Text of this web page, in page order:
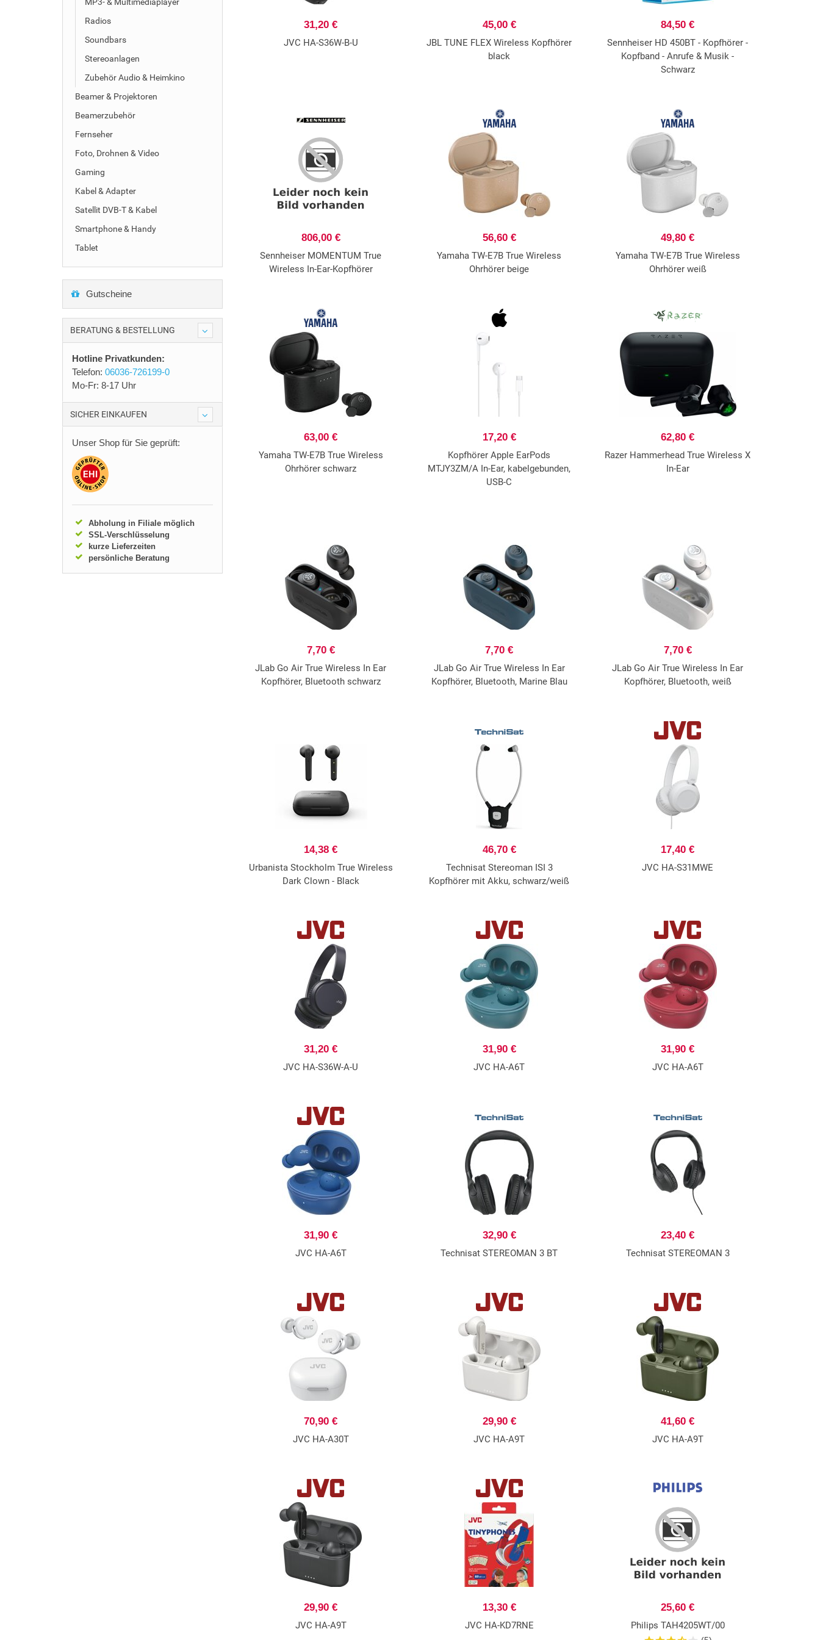
Radios
Soundbars
Stereoanlagen
Zubehör Audio & Heimkino
Beamer & Projektoren
Beamerzubehör
Fernseher
Foto, Drohnen & Video
Gaming
Kabel & Adapter
Satellit DVB-T & Kabel
Smartphone & Handy
Tablet
Gutscheine
BERATUNG & BESTELLUNG
Hotline Privatkunden:
Telefon: 06036-726199-0
Mo-Fr: 8-17 Uhr
SICHER EINKAUFEN
Unser Shop für Sie geprüft:
Abholung in Filiale möglich
SSL-Verschlüsselung
kurze Lieferzeiten
persönliche Beratung
31,20 €
JVC HA-S36W-B-U
45,00 €
JBL TUNE FLEX Wireless Kopfhörer
black
84,50 €
Sennheiser HD 450BT - Kopfhörer -
Kopfband - Anrufe & Musik -
Schwarz
806,00 €
Sennheiser MOMENTUM True
Wireless In-Ear-Kopfhörer
56,60 €
Yamaha TW-E7B True Wireless
Ohrhörer beige
49,80 €
Yamaha TW-E7B True Wireless
Ohrhörer weiß
63,00 €
Yamaha TW-E7B True Wireless
Ohrhörer schwarz
17,20 €
Kopfhörer Apple EarPods
MTJY3ZM/A In-Ear, kabelgebunden,
USB-C
62,80 €
Razer Hammerhead True Wireless X
In-Ear
7,70 €
JLab Go Air True Wireless In Ear
Kopfhörer, Bluetooth schwarz
7,70 €
JLab Go Air True Wireless In Ear
Kopfhörer, Bluetooth, Marine Blau
7,70 €
JLab Go Air True Wireless In Ear
Kopfhörer, Bluetooth, weiß
14,38 €
Urbanista Stockholm True Wireless
Dark Clown - Black
46,70 €
Technisat Stereoman ISI 3
Kopfhörer mit Akku, schwarz/weiß
17,40 €
JVC HA-S31MWE
31,20 €
JVC HA-S36W-A-U
31,90 €
JVC HA-A6T
31,90 €
JVC HA-A6T
31,90 €
JVC HA-A6T
32,90 €
Technisat STEREOMAN 3 BT
23,40 €
Technisat STEREOMAN 3
70,90 €
JVC HA-A30T
29,90 €
JVC HA-A9T
41,60 €
JVC HA-A9T
29,90 €
JVC HA-A9T
13,30 €
JVC HA-KD7RNE
25,60 €
Philips TAH4205WT/00